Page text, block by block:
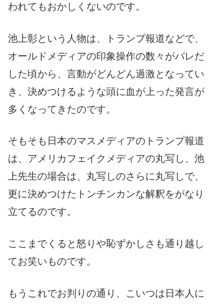
われてもおかしくないのです。
池上彰という人物は、トランプ報道などで、
オールドメディアの印象操作の数々がバレだ
した頃から、言動がどんどん過激となってい
き、決めつけるような頭に血が上った発言が
多くなってきたのです。
そもそも日本のマスメディアのトランプ報道
は、アメリカフェイクメディアの丸写し、池
上先生の場合は、丸写しのさらに丸写しで、
更に決めつけたトンチンカンな解釈をがなり
立てるのです。
ここまでくると怒りや恥ずかしさも通り越し
てお笑いものです。
もうこれでお判りの通り、こいつは日本人に